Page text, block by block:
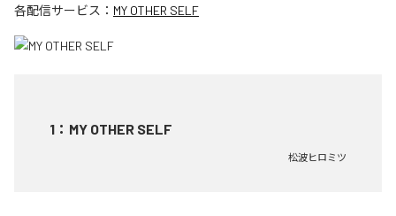
各配信サービス： MY OTHER SELF
1 ： MY OTHER SELF
松波ヒロミツ